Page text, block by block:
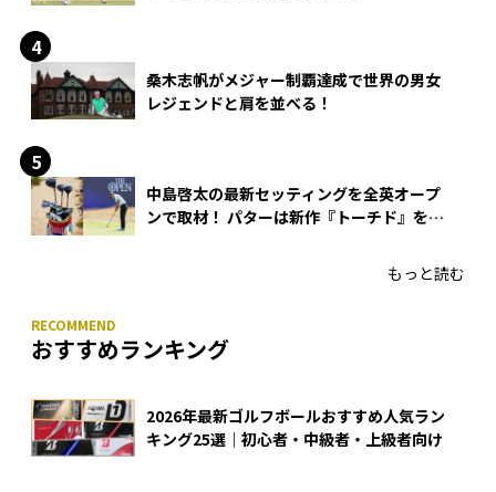
桑木志帆がメジャー制覇達成で世界の男女
レジェンドと肩を並べる！
中島啓太の最新セッティングを全英オープ
ンで取材！ パターは新作『トーチド』を投
もっと読む
おすすめランキング
2026年最新ゴルフボールおすすめ人気ラン
キング25選｜初心者・中級者・上級者向け